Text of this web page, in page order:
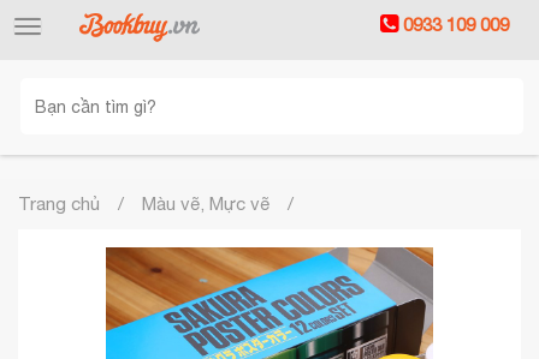
Toggle
0933 109 009
Trang chủ Màu vẽ, Mực vẽ